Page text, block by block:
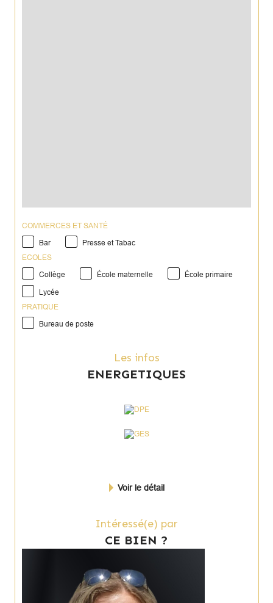
COMMERCES ET SANTÉ
Bar
Presse et Tabac
ECOLES
Collège
École maternelle École primaire
Lycée
PRATIQUE
Bureau de poste
Les infos
ENERGETIQUES
Voir le détail
Intéressé(e) par
CE BIEN ?